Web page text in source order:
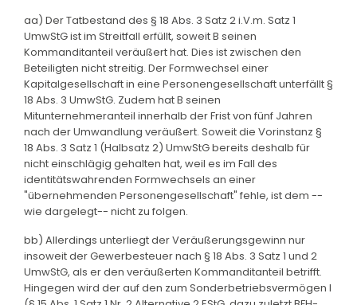
aa) Der Tatbestand des § 18 Abs. 3 Satz 2 i.V.m. Satz 1
UmwStG ist im Streitfall erfüllt, soweit B seinen
Kommanditanteil veräußert hat. Dies ist zwischen den
Beteiligten nicht streitig. Der Formwechsel einer
Kapitalgesellschaft in eine Personengesellschaft unterfällt §
18 Abs. 3 UmwStG. Zudem hat B seinen
Mitunternehmeranteil innerhalb der Frist von fünf Jahren
nach der Umwandlung veräußert. Soweit die Vorinstanz §
18 Abs. 3 Satz 1 (Halbsatz 2) UmwStG bereits deshalb für
nicht einschlägig gehalten hat, weil es im Fall des
identitätswahrenden Formwechsels an einer
"übernehmenden Personengesellschaft" fehle, ist dem --
wie dargelegt-- nicht zu folgen.
bb) Allerdings unterliegt der Veräußerungsgewinn nur
insoweit der Gewerbesteuer nach § 18 Abs. 3 Satz 1 und 2
UmwStG, als er den veräußerten Kommanditanteil betrifft.
Hingegen wird der auf den zum Sonderbetriebsvermögen I